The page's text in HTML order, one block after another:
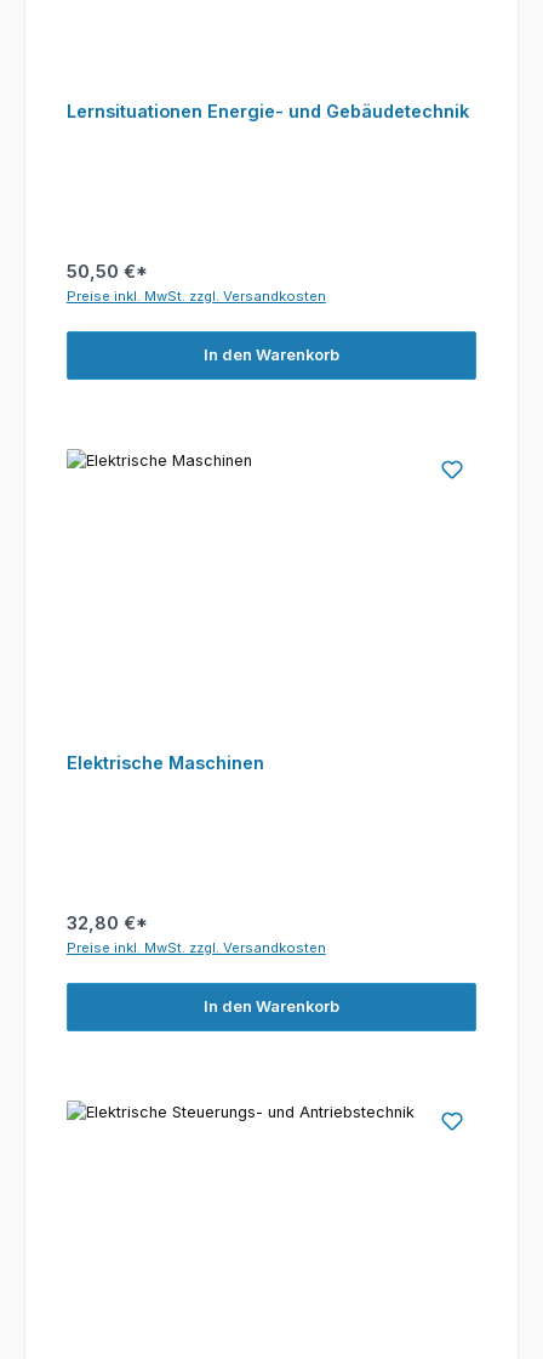
Lernsituationen Energie- und Gebäudetechnik
50,50 €*
Preise inkl. MwSt. zzgl. Versandkosten
In den Warenkorb
Elektrische Maschinen
32,80 €*
Preise inkl. MwSt. zzgl. Versandkosten
In den Warenkorb